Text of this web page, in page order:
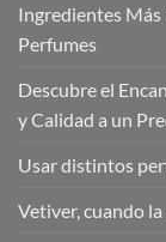
Ingredientes Más
Perfumes
Descubre el
y Calidad a un
Usar distintos
Vetiver, cuando